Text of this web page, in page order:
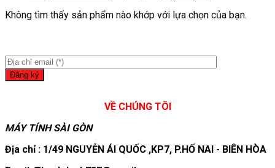
Không tìm thấy sản phẩm nào khớp với lựa chọn của bạn.
VỀ CHÚNG TÔI
MÁY TÍNH SÀI GÒN
Địa chỉ : 1/49 NGUYỄN ÁI QUỐC ,KP7, P.HỐ NAI - BIÊN HÒA